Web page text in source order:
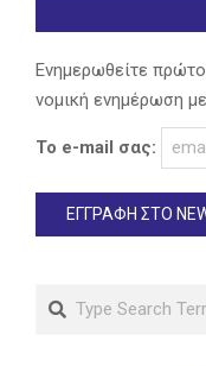
Ενημερωθείτε
νομική ενημέρωση
Το e-mail σας:
Search